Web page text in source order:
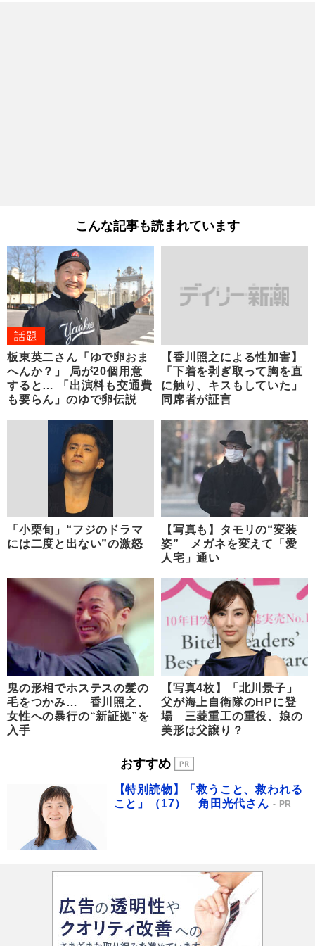
こんな記事も読まれています
話題
板東英二さん「ゆで卵おま
へんか？」 局が20個用意
すると… 「出演料も交通費
も要らん」のゆで卵伝説
【香川照之による性加害】
「下着を剥ぎ取って胸を直
に触り、キスもしていた」
同席者が証言
「小栗旬」“フジのドラマ
には二度と出ない”の激怒
【写真も】タモリの“変装
姿” メガネを変えて「愛
人宅」通い
鬼の形相でホステスの髪の
毛をつかみ… 香川照之、
女性への暴行の“新証拠”を
入手
【写真4枚】「北川景子」
父が海上自衛隊のHPに登
場 三菱重工の重役、娘の
美形は父譲り？
おすすめ
【特別読物】「救うこと、救われる
こと」（17） 角田光代さん
PR